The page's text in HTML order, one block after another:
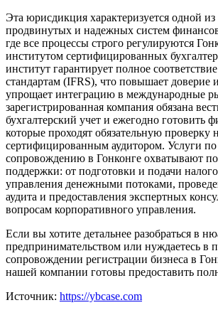
Эта юрисдикция характеризуется одной из
продвинутых и надежных систем
где все процессы строго регулируются
институтом сертифицированных
институт гарантирует полное
стандартам (IFRS), что повышает доверие
упрощает интеграцию в международные
зарегистрированная компания обязана
бухгалтерский учет и ежегодно готовить
которые проходят обязательную проверку
сертифицированным аудитором. Услуги по
сопровождению в Гонконге охватывают
поддержки: от подготовки и подачи
управления денежными потоками,
аудита и предоставления экспертных
вопросам корпоративного управления.
Если вы хотите детальнее разобраться в
предпринимательством или нуждаетесь в
сопровождении регистрации бизнеса в
нашей компании готовы предоставить
Источник: https://ybcase.com